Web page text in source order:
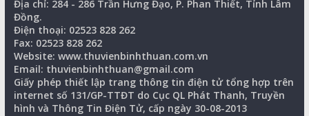
Địa chỉ: 284 - 286 Trần Hưng Đạo, P. Phan Thiết, Tỉnh Lâm
Đồng.
Điện thoại: 02523 828 262
Fax: 02523 828 262
Website: www.thuvienbinhthuan.com.vn
Email: thuvienbinhthuan@gmail.com
Giấy phép thiết lập trang thông tin điện tử tổng hợp trên
internet số 131/GP-TTĐT do Cục QL Phát Thanh, Truyền
hình và Thông Tin Điện Tử, cấp ngày 30-08-2013